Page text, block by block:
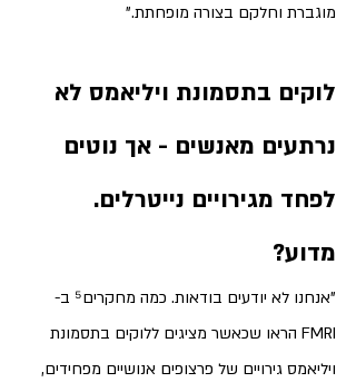
מוגברת וחלקם בצורה מופחתת."
לוקים בתסמונת ויליאמס לא
נרתעים מאנשים - אך נוטים
לפחד מגירויים נייטרלים.
מדוע?
"אנחנו לא יודעים בודאות. כמה מחקרים⁵ ב-
FMRI הראו שכאשר מציגים ללוקים בתסמונת
ויליאמס גירויים של פרצופים אנושיים מפחידים,